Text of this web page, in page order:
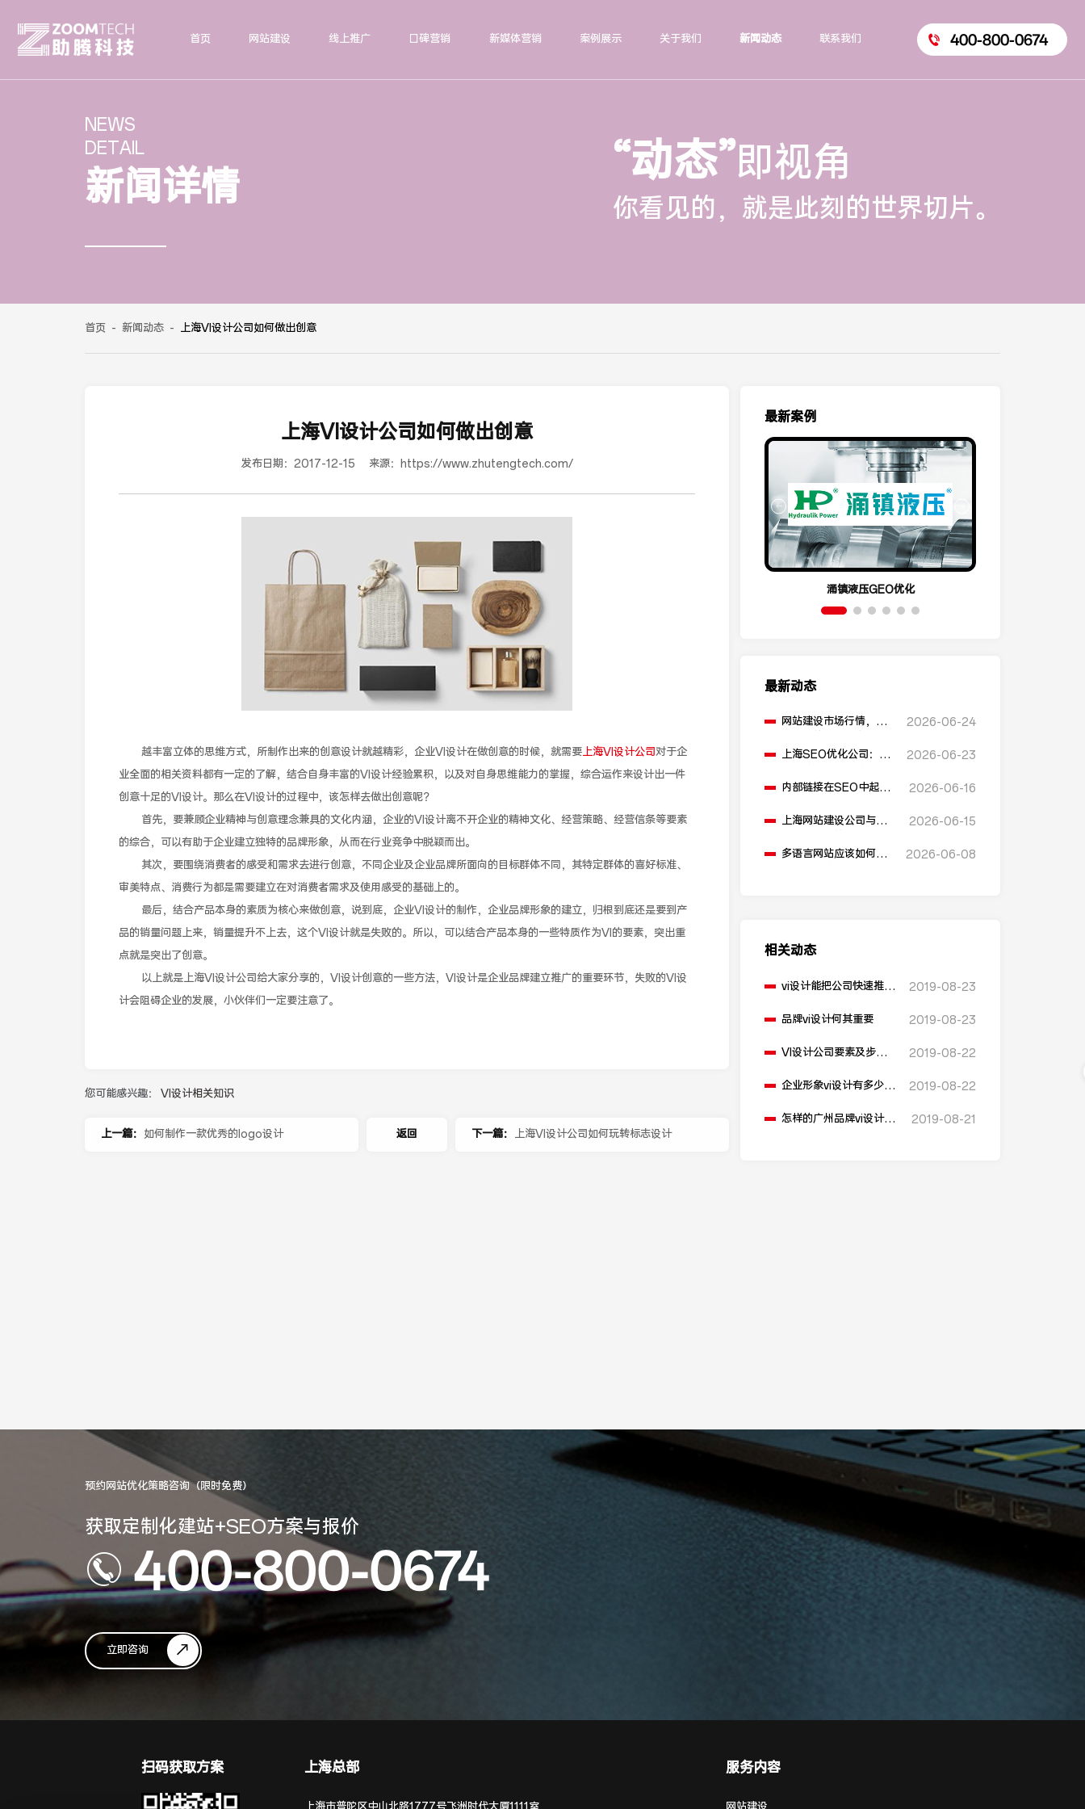
首页 网站建设 线上推广 口碑营销 新媒体营销 案例展示 关于我们 新闻动态 联系我们 400-800-0674
NEWS
DETAIL
新闻详情 “动态”即视角
你看见的，就是此刻的世界切片。
首页 - 新闻动态 - 上海VI设计公司如何做出创意
上海VI设计公司如何做出创意
发布日期： 2017-12-15 来源： https://www.zhutengtech.com/
越丰富立体的思维方式，所制作出来的创意设计就越精彩，企业VI设计在做创意的时候，就需要上海VI设计公司对于企
业全面的相关资料都有一定的了解，结合自身丰富的VI设计经验累积，以及对自身思维能力的掌握，综合运作来设计出一件
创意十足的VI设计。那么在VI设计的过程中，该怎样去做出创意呢？
首先，要兼顾企业精神与创意理念兼具的文化内涵，企业的VI设计离不开企业的精神文化、经营策略、经营信条等要素
的综合，可以有助于企业建立独特的品牌形象，从而在行业竞争中脱颖而出。
其次，要围绕消费者的感受和需求去进行创意，不同企业及企业品牌所面向的目标群体不同，其特定群体的喜好标准、
审美特点、消费行为都是需要建立在对消费者需求及使用感受的基础上的。
最后，结合产品本身的素质为核心来做创意，说到底，企业VI设计的制作，企业品牌形象的建立，归根到底还是要到产
品的销量问题上来，销量提升不上去，这个VI设计就是失败的。所以，可以结合产品本身的一些特质作为VI的要素，突出重
点就是突出了创意。
以上就是上海VI设计公司给大家分享的，VI设计创意的一些方法，VI设计是企业品牌建立推广的重要环节，失败的VI设
计会阻碍企业的发展，小伙伴们一定要注意了。
您可能感兴趣： VI设计相关知识
上一篇： 如何制作一款优秀的logo设计 下一篇： 上海VI设计公司如何玩转标志设计
返回
最新案例
涌镇液压GEO优化
最新动态
网站建设市场行情，不
2026-06-24
上海SEO优化公司：反
什么作用？
2026-06-23
内部链接在SEO中起到
2026-06-16
上海网站建设公司与安
么？
2026-06-15
多语言网站应该如何进
2026-06-08
相关动态
vi设计能把公司快速推出
2019-08-23
品牌vi设计何其重要 2019-08-23
VI设计公司要素及步
2019-08-22
企业形象vi设计有多少价
2019-08-22
怎样的广州品牌vi设计公
2019-08-21
预约网站优化策略咨询（限时免费）
获取定制化建站+SEO方案与报价
400-800-0674
立即咨询
扫码获取方案 上海总部 服务内容